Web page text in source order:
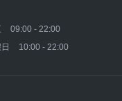
09:00 - 22:00
10:00 - 22:00